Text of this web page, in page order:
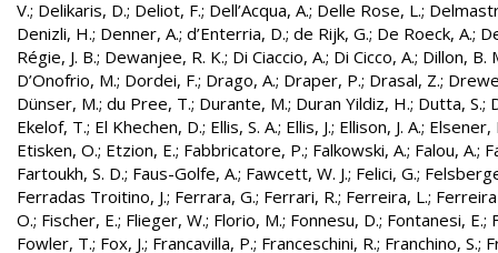
V.; Delikaris, D.; Deliot, F.; Dell’Acqua, A.; Delle Rose, L.;
Denizli, H.; Denner, A.; d’Enterria, D.; de Rijk, G.; De Roeck, A.;
Régie, J. B.; Dewanjee, R. K.; Di Ciaccio, A.; Di Cicco, A.; Dillon, B.
D’Onofrio, M.; Dordei, F.; Drago, A.; Draper, P.; Drasal, Z.;
Dünser, M.; du Pree, T.; Durante, M.; Duran Yildiz, H.; Dutta, S.;
Ekelof, T.; El Khechen, D.; Ellis, S. A.; Ellis, J.; Ellison, J. A.; Elsener,
Etisken, O.; Etzion, E.; Fabbricatore, P.; Falkowski, A.; Falou, A.;
Fartoukh, S. D.; Faus-Golfe, A.; Fawcett, W. J.; Felici, G.;
Ferradas Troitino, J.; Ferrara, G.; Ferrari, R.; Ferreira, L.;
O.; Fischer, E.; Flieger, W.; Florio, M.; Fonnesu, D.; Fontanesi, E.;
Fowler, T.; Fox, J.; Francavilla, P.; Franceschini, R.; Franchino, S.;